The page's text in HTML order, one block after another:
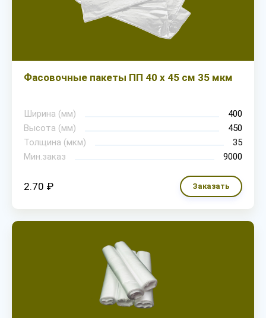
Фасовочные пакеты ПП 40 х 45 см 35 мкм
Ширина (мм)
400
Высота (мм)
450
Толщина (мкм)
35
Мин.заказ
9000
2.70 ₽ Заказать